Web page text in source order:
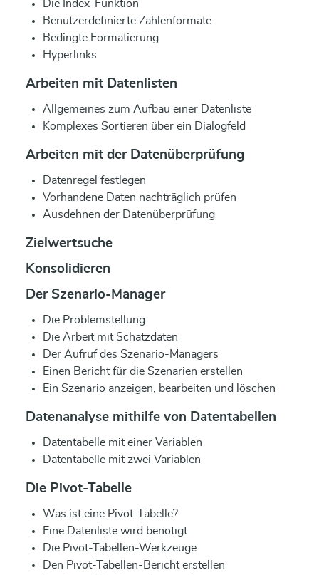
Die Index-Funktion
Benutzerdefinierte Zahlenformate
Bedingte Formatierung
Hyperlinks
Arbeiten mit Datenlisten
Allgemeines zum Aufbau einer Datenliste
Komplexes Sortieren über ein Dialogfeld
Arbeiten mit der Datenüberprüfung
Datenregel festlegen
Vorhandene Daten nachträglich prüfen
Ausdehnen der Datenüberprüfung
Zielwertsuche
Konsolidieren
Der Szenario-Manager
Die Problemstellung
Die Arbeit mit Schätzdaten
Der Aufruf des Szenario-Managers
Einen Bericht für die Szenarien erstellen
Ein Szenario anzeigen, bearbeiten und löschen
Datenanalyse mithilfe von Datentabellen
Datentabelle mit einer Variablen
Datentabelle mit zwei Variablen
Die Pivot-Tabelle
Was ist eine Pivot-Tabelle?
Eine Datenliste wird benötigt
Die Pivot-Tabellen-Werkzeuge
Den Pivot-Tabellen-Bericht erstellen